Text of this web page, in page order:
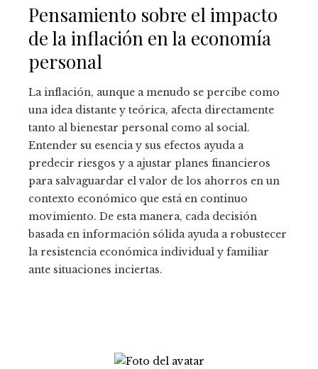
Pensamiento sobre el impacto
de la inflación en la economía
personal
La inflación, aunque a menudo se percibe como
una idea distante y teórica, afecta directamente
tanto al bienestar personal como al social.
Entender su esencia y sus efectos ayuda a
predecir riesgos y a ajustar planes financieros
para salvaguardar el valor de los ahorros en un
contexto económico que está en continuo
movimiento. De esta manera, cada decisión
basada en información sólida ayuda a robustecer
la resistencia económica individual y familiar
ante situaciones inciertas.